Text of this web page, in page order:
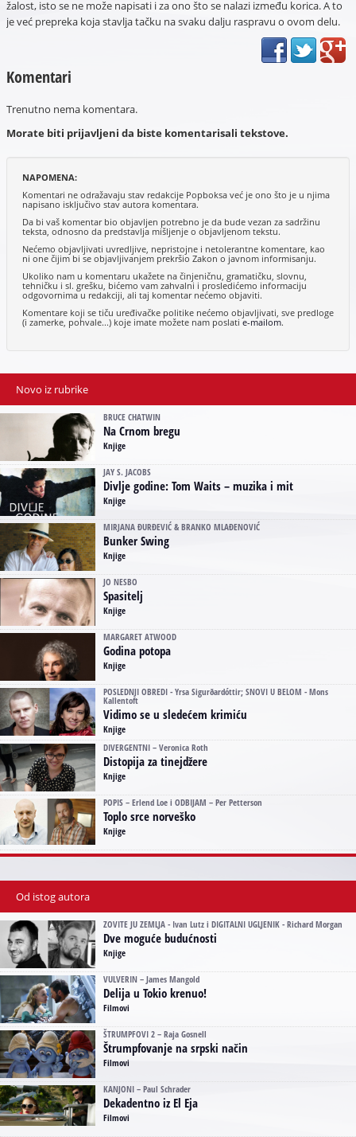
žalost, isto se ne može napisati i za ono što se nalazi između korica. A to
je već prepreka koja stavlja tačku na svaku dalju raspravu o ovom delu.
Komentari
Trenutno nema komentara.
Morate biti prijavljeni da biste komentarisali tekstove.
NAPOMENA:
Komentari ne odražavaju stav redakcije Popboksa već je ono što je u njima
napisano isključivo stav autora komentara.
Da bi vaš komentar bio objavljen potrebno je da bude vezan za sadržinu
teksta, odnosno da predstavlja mišljenje o objavljenom tekstu.
Nećemo objavljivati uvredljive, nepristojne i netolerantne komentare, kao
ni one čijim bi se objavljivanjem prekršio Zakon o javnom informisanju.
Ukoliko nam u komentaru ukažete na činjeničnu, gramatičku, slovnu,
tehničku i sl. grešku, bićemo vam zahvalni i prosledićemo informaciju
odgovornima u redakciji, ali taj komentar nećemo objaviti.
Komentare koji se tiču uređivačke politike nećemo objavljivati, sve predloge
(i zamerke, pohvale...) koje imate možete nam poslatie-mailom.
Novo iz rubrike
BRUCE CHATWIN
Na Crnom bregu
Knjige
JAY S. JACOBS
Divlje godine: Tom Waits – muzika i mit
Knjige
MIRJANA ĐURĐEVIĆ & BRANKO MLAĐENOVIĆ
Bunker Swing
Knjige
JO NESBO
Spasitelj
Knjige
MARGARET ATWOOD
Godina potopa
Knjige
POSLEDNJI OBREDI - Yrsa Sigurðardóttir; SNOVI U BELOM - Mons
Kallentoft
Vidimo se u sledećem krimiću
Knjige
DIVERGENTNI – Veronica Roth
Distopija za tinejdžere
Knjige
POPIS – Erlend Loe i ODBIJAM – Per Petterson
Toplo srce norveško
Knjige
Od istog autora
ZOVITE JU ZEMLJA - Ivan Lutz i DIGITALNI UGLJENIK - Richard Morgan
Dve moguće budućnosti
Knjige
VULVERIN – James Mangold
Delija u Tokio krenuo!
Filmovi
ŠTRUMPFOVI 2 – Raja Gosnell
Štrumpfovanje na srpski način
Filmovi
KANJONI – Paul Schrader
Dekadentno iz El Eja
Filmovi